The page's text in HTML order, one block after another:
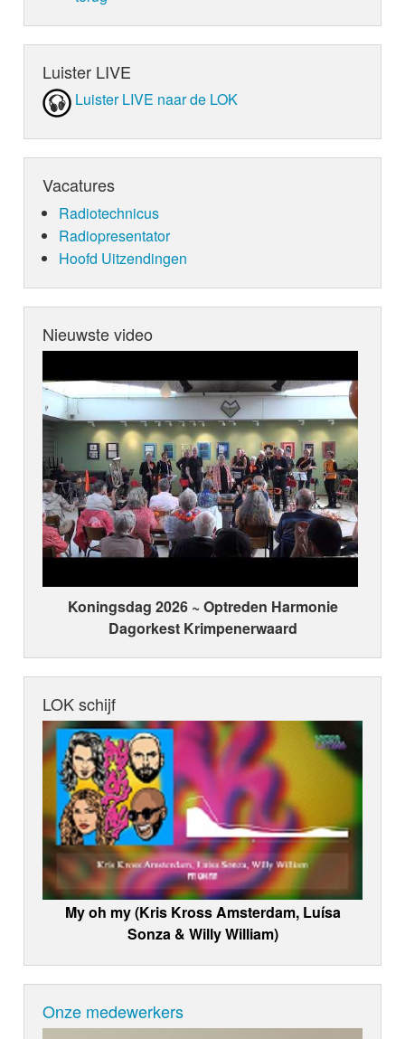
Luister LIVE
Luister LIVE naar de LOK
Vacatures
Radiotechnicus
Radiopresentator
Hoofd Uitzendingen
Nieuwste video
Koningsdag 2026 ~ Optreden Harmonie
Dagorkest Krimpenerwaard
LOK schijf
My oh my (Kris Kross Amsterdam, Luísa
Sonza & Willy William)
Onze medewerkers